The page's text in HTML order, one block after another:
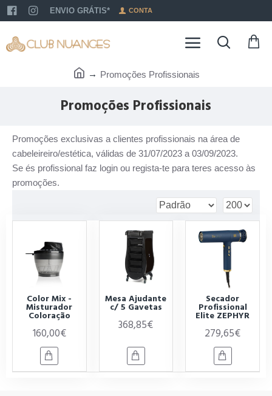
ENVIO GRÁTIS* CONTA
Promoções Profissionais
Promoções Profissionais
Promoções exclusivas a clientes profissionais na área de
cabeleireiro/estética, válidas de 31/07/2023 a 03/09/2023.
Se és profissional faz login ou regista-te para teres acesso às
promoções.
Color Mix -
Misturador
Coloração
160,00€
Mesa Ajudante
c/ 5 Gavetas
368,85€
Secador
Profissional
Elite ZEPHYR
279,65€